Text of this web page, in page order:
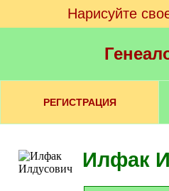
Нарисуйте
РЕГИСТРАЦИЯ
Илфак